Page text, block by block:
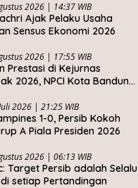
2026 | 14:37 WIB
Ajak Pelaku Usaha
Sensus Ekonomi 2026
2026 | 17:55 WIB
Prestasi di Kejurnas
2026, NPCI Kota Bandung
2026 | 21:25 WIB
1-0, Persib Kokoh
A Piala Presiden 2026
2026 | 06:13 WIB
Target Persib adalah Selalu
setiap Pertandingan